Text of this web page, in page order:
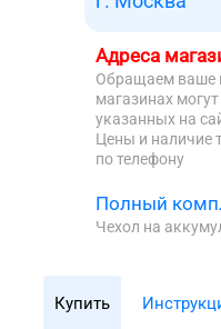
Адреса
Обращаем ваше
магазинах
указанных на
Цены и наличие
по телефону
Полный
Чехол на
Купить